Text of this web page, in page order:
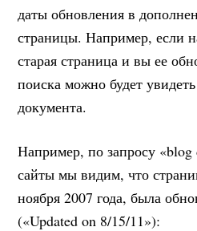
даты обновления в
страницы. Например, если
старая страница и вы ее
поиска можно будет
документа.
Например, по запросу «blog
сайты мы видим, что
ноября 2007 года, была
(«Updated on 8/15/11»):